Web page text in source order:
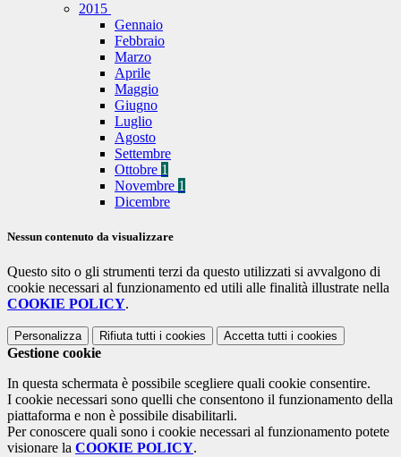
2015
Gennaio
Febbraio
Marzo
Aprile
Maggio
Giugno
Luglio
Agosto
Settembre
Ottobre 1
Novembre 1
Dicembre
Nessun contenuto da visualizzare
Questo sito o gli strumenti terzi da questo utilizzati si avvalgono di
cookie necessari al funzionamento ed utili alle finalità illustrate nella
COOKIE POLICY.
Personalizza Rifiuta tutti i cookies Accetta tutti i cookies
Gestione cookie
In questa schermata è possibile scegliere quali cookie consentire.
I cookie necessari sono quelli che consentono il funzionamento della
piattaforma e non è possibile disabilitarli.
Per conoscere quali sono i cookie necessari al funzionamento potete
visionare la COOKIE POLICY.